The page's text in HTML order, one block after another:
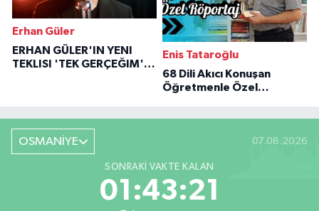
Erhan Güler
ERHAN GÜLER'IN YENI
TEKLISI 'TEK GERÇEĞIM'LE
Enis Tataroğlu
68 Dili Akıcı Konuşan
Öğretmenle Özel
OSMANİYE 07.08.2026
SONRAKI VAKTE KALAN
01:43:20